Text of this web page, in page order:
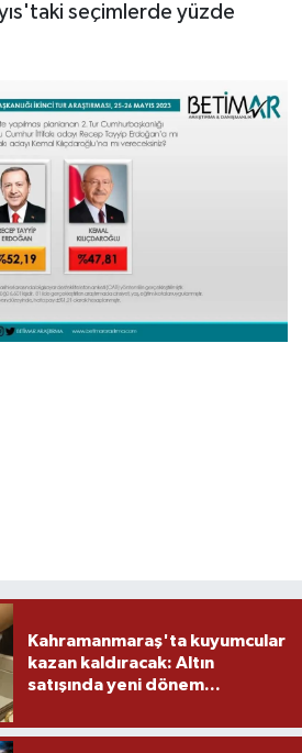
seçimlerde yüzde
Kahramanmaraş'ta kuyumcular
kazan kaldıracak: Altın
satışında yeni dönem...